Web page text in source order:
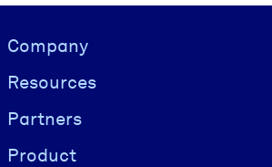
Visually hidden Text
Company
Resources
Partners
Product